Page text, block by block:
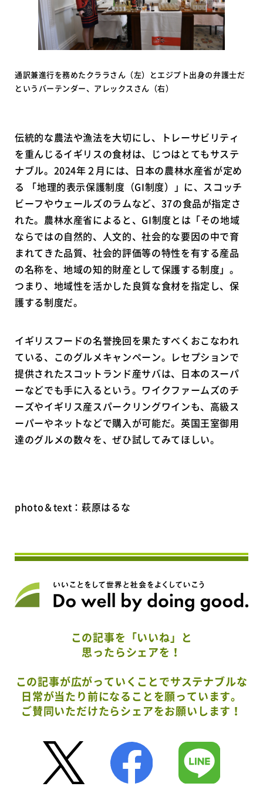
通訳兼進行を務めたクララさん（左）とエジプト出身の弁護士だ
というバーテンダー、アレックスさん（右）
伝統的な農法や漁法を大切にし、トレーサビリティ
を重んじるイギリスの食材は、じつはとてもサステ
ナブル。2024年２月には、日本の農林水産省が定め
る 「地理的表示保護制度（GI制度）」に、スコッチ
ビーフやウェールズのラムなど、37の食品が指定さ
れた。農林水産省によると、GI制度とは「その地域
ならではの自然的、人文的、社会的な要因の中で育
まれてきた品質、社会的評価等の特性を有する産品
の名称を、地域の知的財産として保護する制度」。
つまり、地域性を活かした良質な食材を指定し、保
護する制度だ。
イギリスフードの名誉挽回を果たすべくおこなわれ
ている、このグルメキャンペーン。レセプションで
提供されたスコットランド産サバは、日本のスーパ
ーなどでも手に入るという。ワイクファームズのチ
ーズやイギリス産スパークリングワインも、高級ス
ーパーやネットなどで購入が可能だ。英国王室御用
達のグルメの数々を、ぜひ試してみてほしい。
photo＆text：萩原はるな
この記事を「いいね」と
思ったらシェアを！
この記事が広がっていくことでサステナブルな
日常が当たり前になることを願っています。
ご賛同いただけたらシェアをお願いします！